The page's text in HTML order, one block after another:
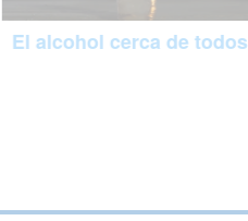
El alcohol cerca de todos